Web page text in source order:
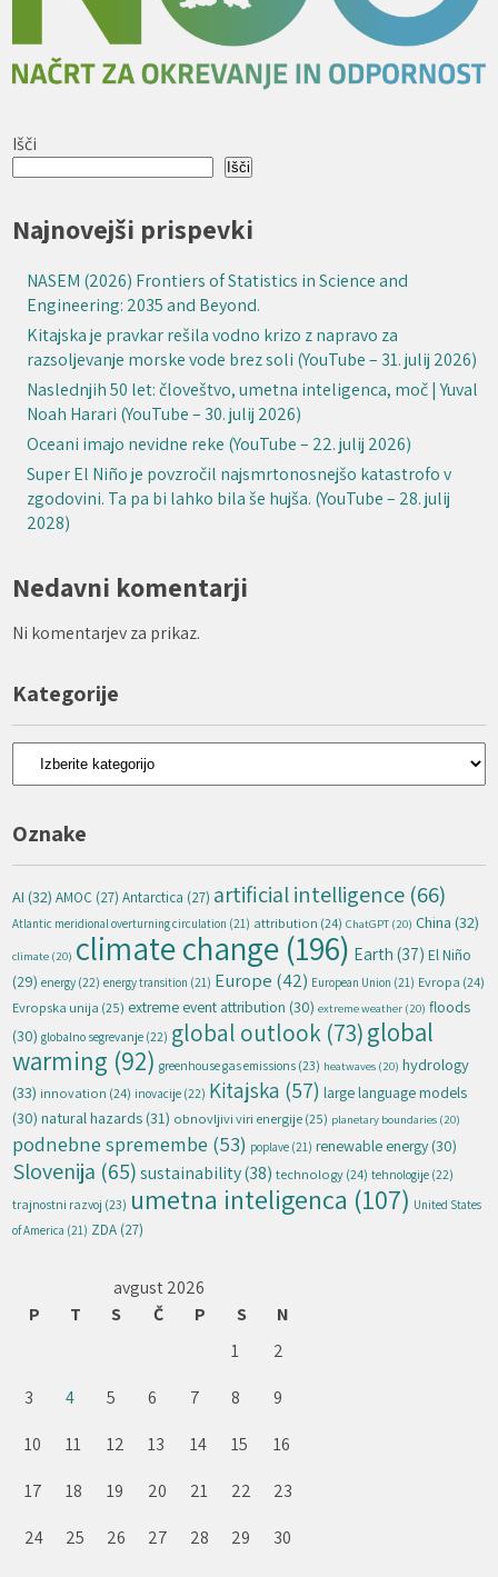
Išči
Išči
Najnovejši prispevki
NASEM (2026) Frontiers of Statistics in Science and
Engineering: 2035 and Beyond.
Kitajska je pravkar rešila vodno krizo z napravo za
razsoljevanje morske vode brez soli (YouTube – 31. julij 2026)
Naslednjih 50 let: človeštvo, umetna inteligenca, moč | Yuval
Noah Harari (YouTube – 30. julij 2026)
Oceani imajo nevidne reke (YouTube – 22. julij 2026)
Super El Niño je povzročil najsmrtonosnejšo katastrofo v
zgodovini. Ta pa bi lahko bila še hujša. (YouTube – 28. julij
2028)
Nedavni komentarji
Ni komentarjev za prikaz.
Kategorije
Kategorije
Oznake
AI (32) AMOC (27) Antarctica (27) artificial intelligence (66)
Atlantic meridional overturning circulation (21) attribution (24) ChatGPT (20) China (32)
climate (20) climate change (196) Earth (37) El Niño
(29) energy (22) energy transition (21) Europe (42) European Union (21) Evropa (24)
Evropska unija (25) extreme event attribution (30) extreme weather (20) floods
(30) globalno segrevanje (22) global outlook (73)global
warming (92) greenhouse gas emissions (23) heatwaves (20) hydrology
(33) innovation (24) inovacije (22) Kitajska (57) large language models
(30) natural hazards (31) obnovljivi viri energije(25) planetary boundaries (20)
podnebne spremembe (53) poplave (21) renewable energy (30)
Slovenija (65) sustainability(38) technology(24) tehnologije (22)
trajnostni razvoj (23) umetna inteligenca (107) United States
of America (21) ZDA (27)
avgust 2026
P
T S Č P S
N
1
2
3
4 5 6 7 8
9
10
11 12 13 14 15
16
17
18 19 20 21 22
23
24
25 26 27 28 29
30